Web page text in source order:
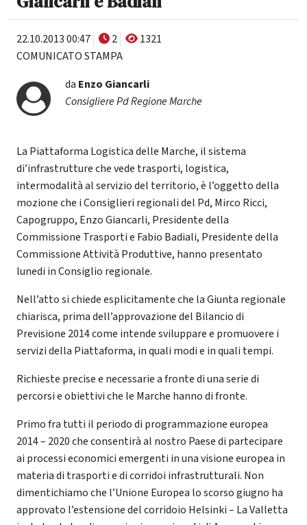
22.10.2013 00:47 2
1321
COMUNICATO STAMPA
da Enzo Giancarli
Consigliere Pd Regione Marche
La Piattaforma Logistica delle Marche, il sistema
di’infrastrutture che vede trasporti, logistica,
intermodalità al servizio del territorio, è l’oggetto della
mozione che i Consiglieri regionali del Pd, Mirco Ricci,
Capogruppo, Enzo Giancarli, Presidente della
Commissione Trasporti e Fabio Badiali, Presidente della
Commissione Attività Produttive, hanno presentato
lunedi in Consiglio regionale.
Nell’atto si chiede esplicitamente che la Giunta regionale
chiarisca, prima dell’approvazione del Bilancio di
Previsione 2014 come intende sviluppare e promuovere i
servizi della Piattaforma, in quali modi e in quali tempi.
Richieste precise e necessarie a fronte di una serie di
percorsi e obiettivi che le Marche hanno di fronte.
Primo fra tutti il periodo di programmazione europea
2014 – 2020 che consentirà al nostro Paese di partecipare
ai processi economici emergenti in una visione europea in
materia di trasporti e di corridoi infrastrutturali. Non
dimentichiamo che l’Unione Europea lo scorso giugno ha
approvato l’estensione del corridoio Helsinki – La Valletta